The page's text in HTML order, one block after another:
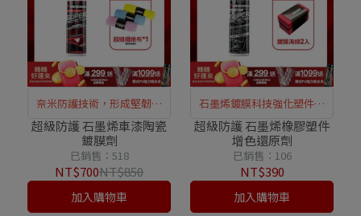
奈米防護技術，形成堅韌鍍
膜層
超級防護 石墨烯車漆陶瓷
鍍膜劑
已銷售：518
NT$700NT$850
加入購物車
石墨烯鍍膜科技強化塑件防
護力
超級防護 石墨烯橡膠塑件
增色還原劑
已銷售：106
NT$390
加入購物車